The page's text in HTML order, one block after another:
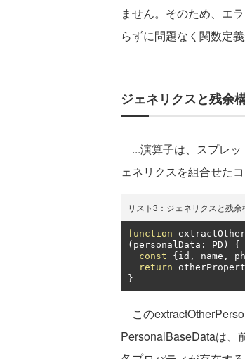
ません。そのため、エ
らずに問題なく関数定
ジェネリクスと残余
...演算子は、スプレッ
ェネリクスを組合せた
リスト3：ジェネリクスと残
function
( personalData : PD )
{
const
{ id , name ,
return
}
この
PersonalBaseDataは、